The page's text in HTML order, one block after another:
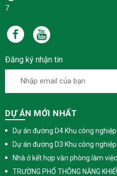
7
Đăng ký nhận tin
DỰ ÁN MỚI NHẤT
Dự án đường D4 Khu công
Dự án đường D3 Khu công
Nhà ở kết hợp văn phòng làm
TRƯỜNG PHỔ THÔNG NĂNG